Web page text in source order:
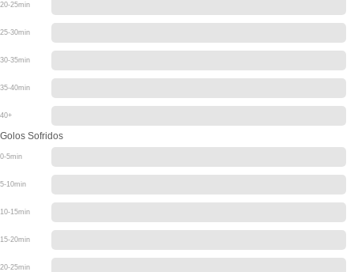
20-25min
25-30min
30-35min
35-40min
40+
Golos Sofridos
0-5min
5-10min
10-15min
15-20min
20-25min